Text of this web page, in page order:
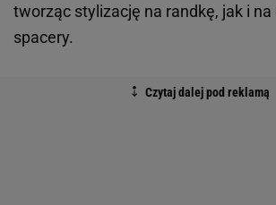
tworząc stylizację na randkę, jak i na
spacery.